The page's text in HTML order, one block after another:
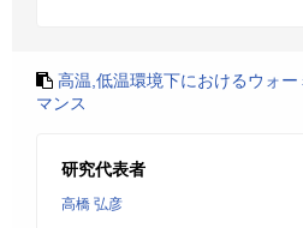
高温,低温環境下におけるウォ
マンス
研究代表者
高橋 弘彦